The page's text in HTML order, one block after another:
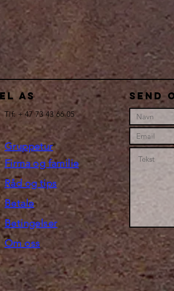
AS Send
Gruppetur
Firma og familie
Råd og tips
Betale
Betingelser
Om oss
Tlf: + 47 73 43 66 05